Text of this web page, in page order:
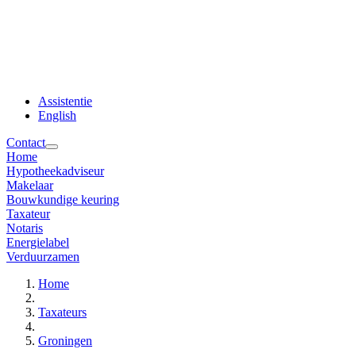
Assistentie
English
Contact
Home
Hypotheekadviseur
Makelaar
Bouwkundige keuring
Taxateur
Notaris
Energielabel
Verduurzamen
Home
Taxateurs
Groningen